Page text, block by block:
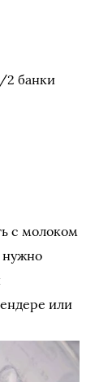
2 банки
с молоком
нужно
или